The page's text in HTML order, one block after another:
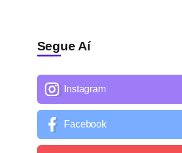
Segue Aí
Instagram
Facebook